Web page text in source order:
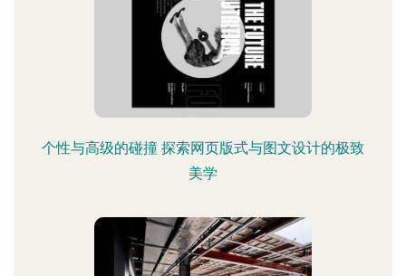
个性与高级的碰撞 探索网页版式与图文设计的极致
美学